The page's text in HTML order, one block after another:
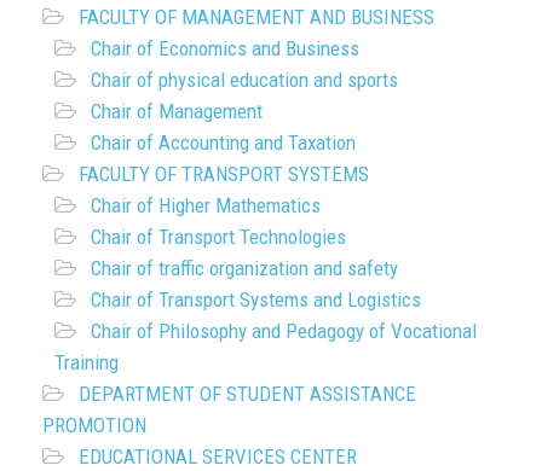
FACULTY OF MANAGEMENT AND BUSINESS
Chair of Economics and Business
Chair of physical education and sports
Chair of Management
Chair of Accounting and Taxation
FACULTY OF TRANSPORT SYSTEMS
Chair of Higher Mathematics
Chair of Transport Technologies
Chair of traffic organization and safety
Chair of Transport Systems and Logistics
Chair of Philosophy and Pedagogy of Vocational
Training
DEPARTMENT OF STUDENT ASSISTANCE
PROMOTION
EDUCATIONAL SERVICES CENTER